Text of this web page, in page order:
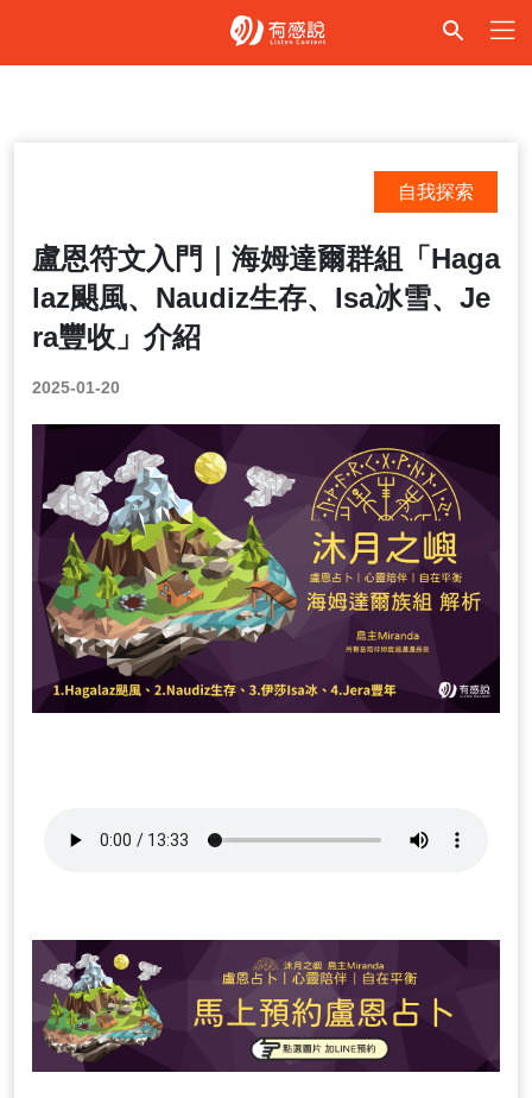
盧恩符文入門｜海姆達爾群組「Haga
laz颶風、Naudiz生存、Isa冰雪、Je
ra豐收」介紹
自我探索
2025-01-20